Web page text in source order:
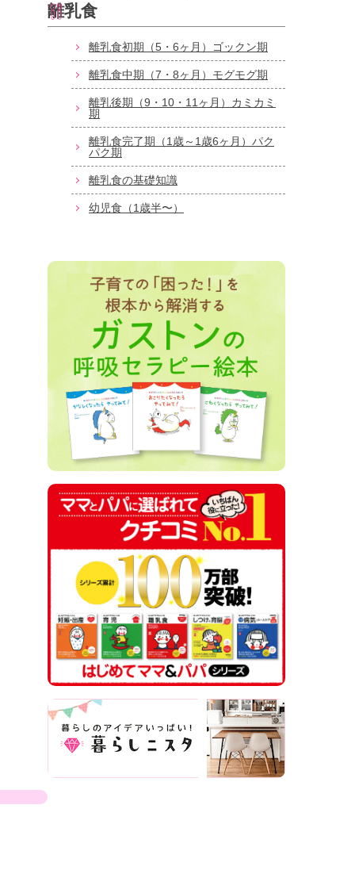
離乳食
離乳食初期（5・6ヶ月）ゴックン期
離乳食中期（7・8ヶ月）モグモグ期
離乳後期（9・10・11ヶ月）カミカミ
期
離乳食完了期（1歳～1歳6ヶ月）パク
パク期
離乳食の基礎知識
幼児食（1歳半〜）